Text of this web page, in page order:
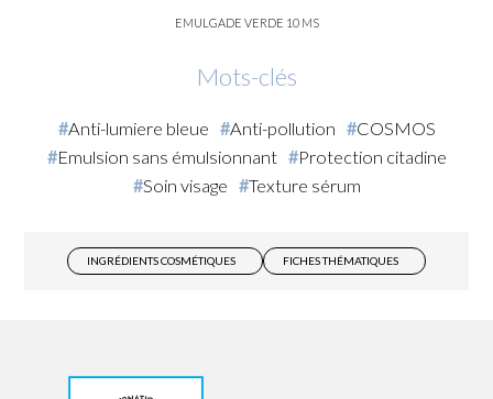
EMULGADE VERDE 10 MS
Mots-clés
Anti-lumiere bleue Anti-pollution
COSMOS
Emulsion sans émulsionnant
Protection citadine
Soin visage
Texture sérum
INGRÉDIENTS COSMÉTIQUES FICHES THÉMATIQUES